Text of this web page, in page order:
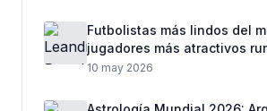
Futbolistas más lindos del
jugadores más atractivos
Mundial 2026
10 may 2026